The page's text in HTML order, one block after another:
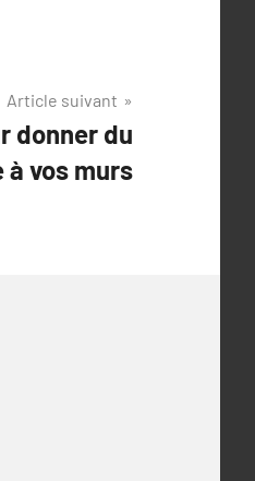
Article suivant
donner du
vos murs